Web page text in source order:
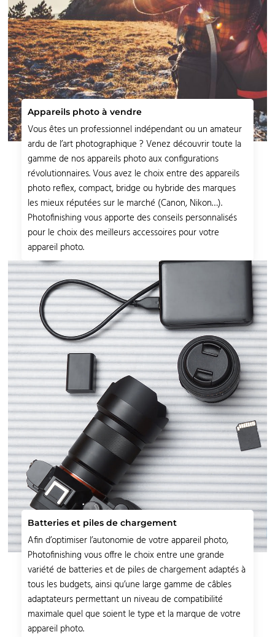
Appareils photo à vendre
Vous êtes un professionnel indépendant ou un amateur
ardu de l’art photographique ? Venez découvrir toute la
gamme de nos appareils photo aux configurations
révolutionnaires. Vous avez le choix entre des appareils
photo reflex, compact, bridge ou hybride des marques
les mieux réputées sur le marché (Canon, Nikon…).
Photofinishing vous apporte des conseils personnalisés
pour le choix des meilleurs accessoires pour votre
appareil photo.
Batteries et piles de chargement
Afin d’optimiser l’autonomie de votre appareil photo,
Photofinishing vous offre le choix entre une grande
variété de batteries et de piles de chargement adaptés à
tous les budgets, ainsi qu’une large gamme de câbles
adaptateurs permettant un niveau de compatibilité
maximale quel que soient le type et la marque de votre
appareil photo.